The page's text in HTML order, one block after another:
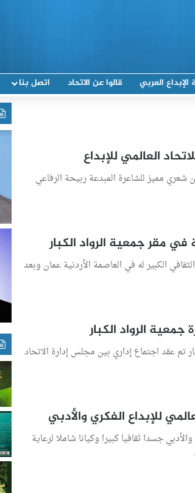
العربي قالوا عن الاتحاد اتصل بنا
العالمي للإبداع
شعري مميز للشاعرة المبدعة ربيحة الرفاعي
في مقر جمعية الرواد الكبار
الكبير له في العاصمة الأردنية عمان وبعد
جمعية الرواد الكبار
تم عقد اجتماع إداري بين مجلس إدارة الاتحاد
للإبداع الفكري والأدبي
جسدا ثقافيا كبيرا وكيانا شاملا لرعاية